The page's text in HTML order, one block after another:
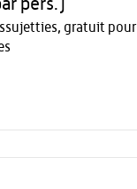
pers.)
gratuit pour